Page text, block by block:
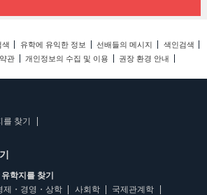
색 유학에 유익한 정보 선배들의 메시지
색인검색
관 개인정보의 수집 및 이용 권장 환경 안내
찾기
학지를 찾기
제・경영・상학 사회학 국제관계학